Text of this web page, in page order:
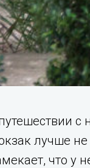
лучше не
что у